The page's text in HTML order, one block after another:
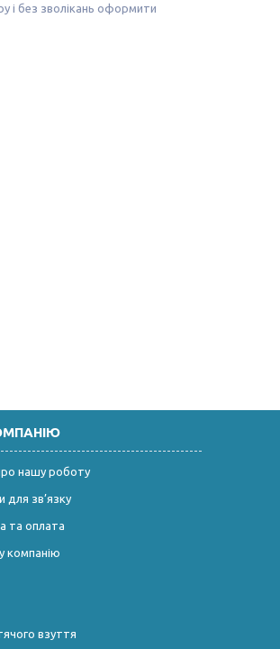
і без зволікань оформити
нашу роботу
для зв’язку
та оплата
компанію
взуття